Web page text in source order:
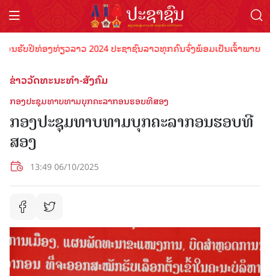
ປີທ່ອງທ່ຽວລາວ 2024 ປະຊາຊົນລາວທຸກຄົນຈົ່ງພ້ອມເປັນເຈົ້າພາບທີ່ດີ
ຂ່າວວັດທະນະທຳ-ສັງຄົມ
ກອງປະຊຸມທາບທາມບຸກຄະລາກອນຮອບທີສອງ
ກອງປະຊຸມທາບທາມບຸກຄະລາກອນຮອບທີ
ສອງ
13:49 06/10/2025